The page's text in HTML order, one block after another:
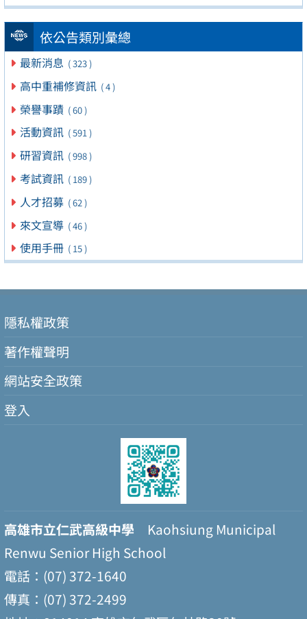
依公告類別彙總
最新消息 ( 323 )
高中重補修資訊 ( 4 )
榮譽事蹟 ( 60 )
活動資訊 ( 591 )
研習資訊 ( 998 )
考試資訊 ( 189 )
人才招募 ( 62 )
來文宣導 ( 46 )
使用手冊 ( 15 )
隱私權政策
著作權聲明
網站安全政策
登入
高雄市立仁武高級中學 Kaohsiung Municipal
Renwu Senior High School
電話：(07) 372-1640
傳真：(07) 372-2499